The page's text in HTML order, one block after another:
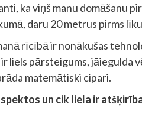
ka viņš manu domāšanu
daru 20 metrus pirms
rīcībā ir nonākušas
liels pārsteigums, jāiegulda
matemātiski cipari.
un cik liela ir